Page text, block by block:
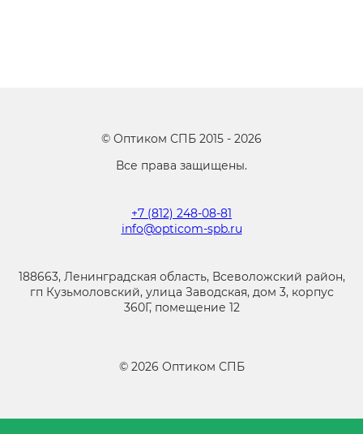
© Оптиком СПБ 2015 - 2026
Все права защищены.
+7 (812) 248-08-81
info@opticom-spb.ru
188663, Ленинградская область, Всеволожский район,
гп Кузьмоловский, улица Заводская, дом 3, корпус
360Г, помещение 12
© 2026 Оптиком СПБ